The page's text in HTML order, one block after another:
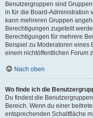
Benutzergruppen sind
in für die Board-Administration
kann mehreren Gruppen
Berechtigungen zugeteilt
Berechtigungen für mehrere
Beispiel zu Moderatoren eines
einem nichtöffentlichen Forum
Nach oben
Wo finde ich die
Du findest die
Bereich. Wenn du einer
entsprechenden Schaltfläche